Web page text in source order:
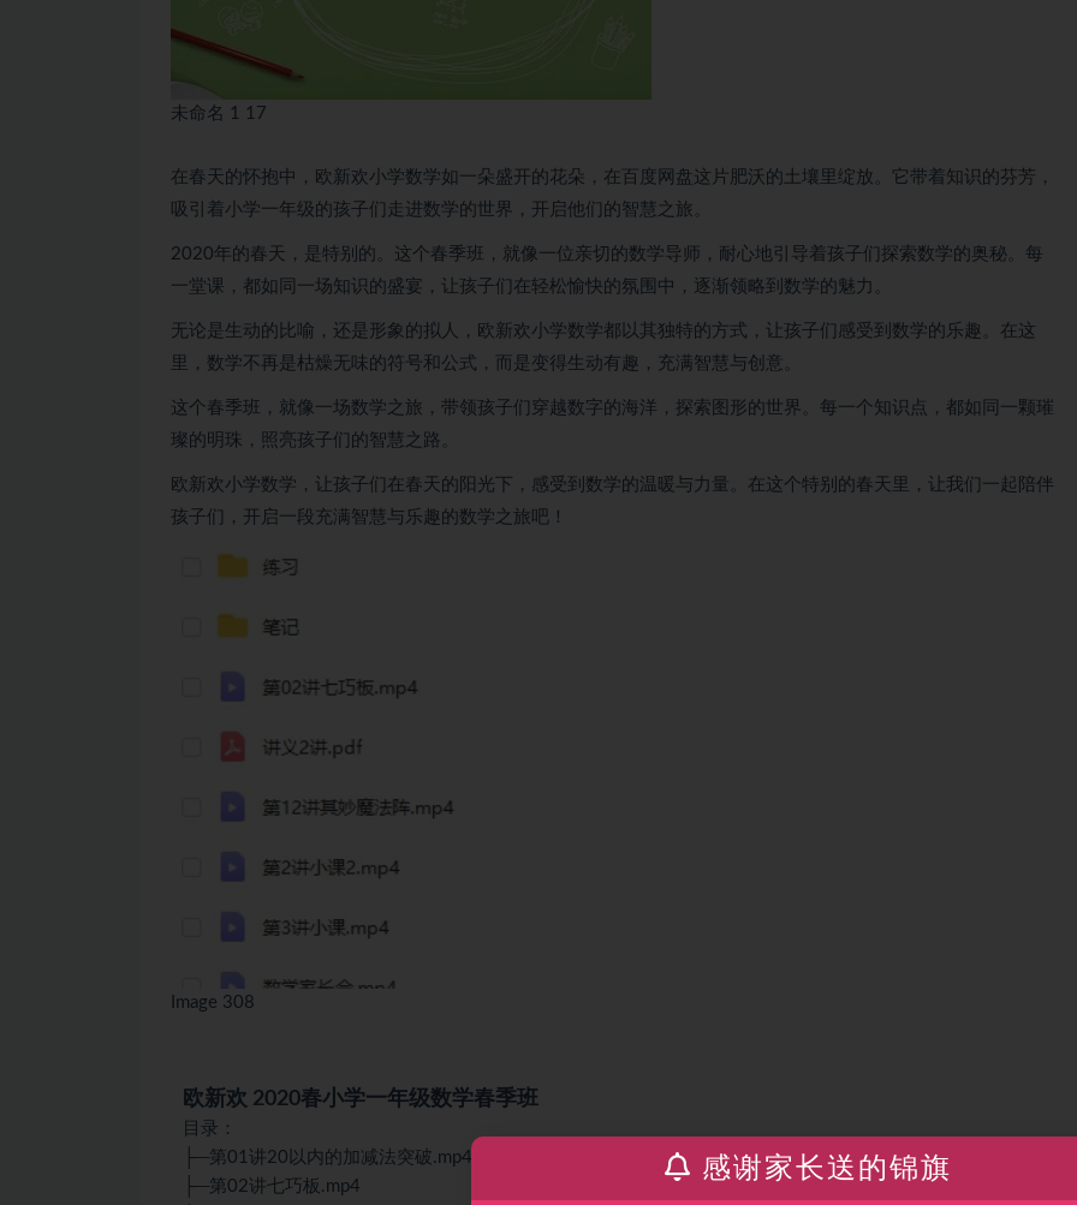
未命名 1 17
在春天的怀抱中，欧新欢 小学数学如一朵盛开的花朵，在百度网盘这片肥沃的土壤里绽放。它带着知识的芬芳，
吸引着小学一年级的孩子们走进数学的世界，开启他们的智慧之旅。
2020年的春天，是特别的。这个春季班，就像一位亲切的数学导师，耐心地引导着孩子们探索数学的奥秘。每
一堂课，都如同一场知识的盛宴，让孩子们在轻松愉快的氛围中，逐渐领略到数学的魅力。
无论是生动的比喻，还是形象的拟人，欧新欢小学数学都以其独特的方式，让孩子们感受到数学的乐趣。在这
里，数学不再是枯燥无味的符号和公式，而是变得生动有趣，充满智慧与创意。
这个春季班，就像一场数学之旅，带领孩子们穿越数字的海洋，探索图形的世界。每一个知识点，都如同一颗璀
璨的明珠，照亮孩子们的智慧之路。
欧新欢小学数学，让孩子们在春天的阳光下，感受到数学的温暖与力量。在这个特别的春天里，让我们一起陪伴
孩子们，开启一段充满智慧与乐趣的数学之旅吧！
Image 308
欧新欢 2020春小学一年级数学春季班
目录：
├─第01讲20以内的加减法突破.mp4
├─第02讲七巧板.mp4
感谢家长送的锦旗